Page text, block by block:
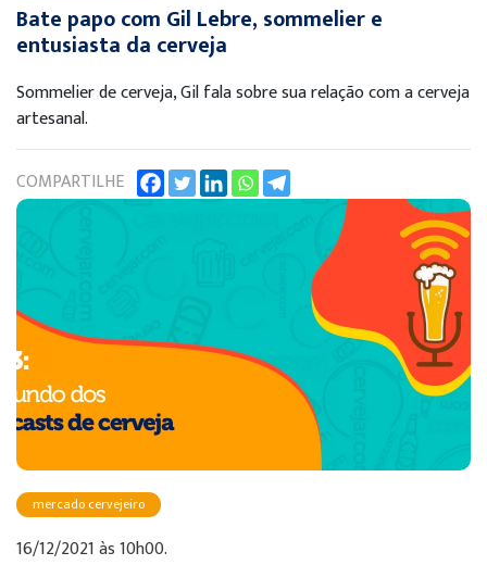
Bate papo com Gil Lebre, sommelier e
entusiasta da cerveja
Sommelier de cerveja, Gil fala sobre sua relação com a cerveja
artesanal.
COMPARTILHE
mercado cervejeiro
16/12/2021 às 10h00.